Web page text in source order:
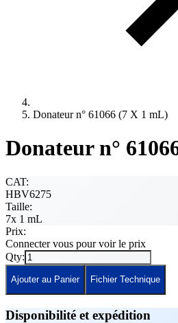
Donateur n° 61066 (7 X 1 mL)
Donateur n°
CAT:
HBV6275
Taille:
7x 1 mL
Prix:
Connecter vous pour voir le prix
Qty:
Ajouter au Panier Fichier Technique
Disponibilité et expédition